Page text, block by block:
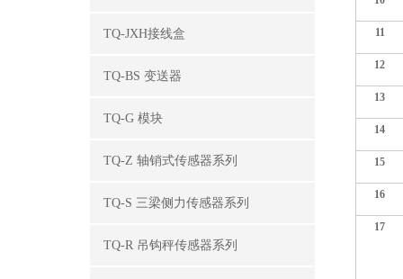
TQ-JXH接线盒
TQ-BS 变送器
TQ-G 模块
TQ-Z 轴销式传感器系列
TQ-S 三梁侧力传感器系列
TQ-R 吊钩秤传感器系列
11
12
13
14
15
16
17